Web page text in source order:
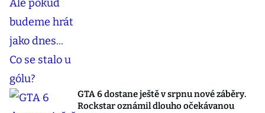
GTA 6 dostane ještě v srpnu nové záběry.
Rockstar oznámil dlouho očekávanou